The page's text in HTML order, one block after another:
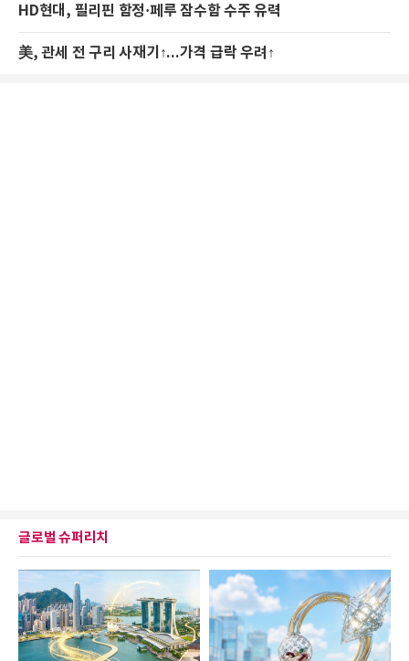
HD현대, 필리핀 함정·페루 잠수함 수주 유력
美, 관세 전 구리 사재기↑...가격 급락 우려↑
글로벌 슈퍼리치